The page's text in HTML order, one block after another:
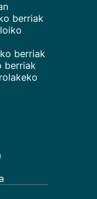
berriak
berriak
berriak